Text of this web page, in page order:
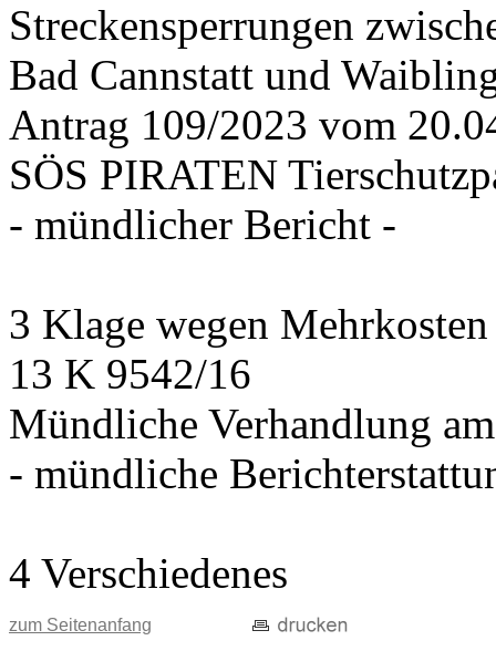
Streckensperrungen
Bad Cannstatt und
Antrag 109/2023 vom
SÖS PIRATEN
- mündlicher Bericht -
3 Klage wegen
13 K 9542/16
Mündliche Verhandlung
- mündliche
4 Verschiedenes
zum Seitenanfang